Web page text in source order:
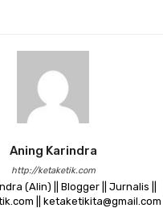
Aning Karindra
http://ketaketik.com
(Alin) || Blogger || Jurnalis ||
|| ketaketikita@gmail.com ||